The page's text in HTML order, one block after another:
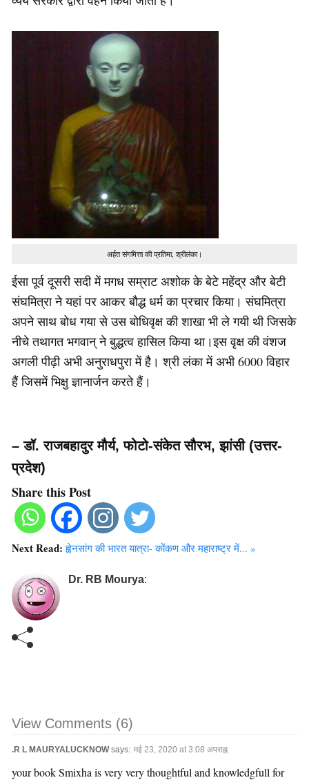
अर्हत संगमित्ता की प्रतिमा, श्रीलंका।
ईसा पूर्व दूसरी सदी में मगध सम्राट अशोक के बेटे महेंद्र और बेटी
संघमित्रा ने यहां पर आकर बौद्ध धर्म का प्रचार किया। संघमित्रा
अपने साथ बोध गया से उस बोधिवृक्ष की शाखा भी ले गयी थी जिसके
नीचे तथागत भगवान् ने बुद्धत्व हासिल किया था।इस वृक्ष की वंशज
अगली पीढ़ी अभी अनुराधपुरा में है। श्री लंका में अभी 6000 विहार
हैं जिसमें भिक्षु ज्ञानार्जन करते हैं।
– डॉ. राजबहादुर मौर्य, फोटो-संकेत सौरभ, झांसी (उत्तर-
प्रदेश)
Share this Post
Next Read:ह्वेनसांग की भारत यात्रा- कोंकण और महाराष्ट्र में... »
Dr. RB Mourya:
View Comments (6)
.R L MAURYALUCKNOW says: मई 23, 2020 at 3:08 अपराह्न
your book Smixha is very very thoughtful and knowledgfull for